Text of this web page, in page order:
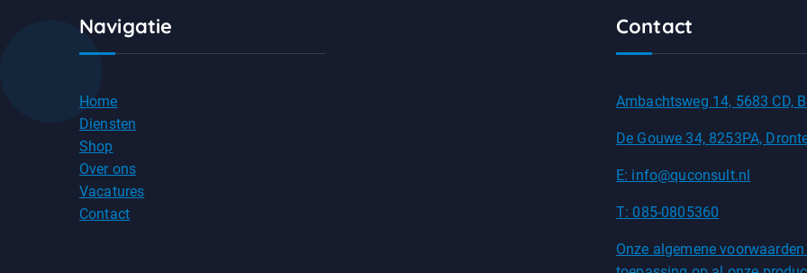
Navigatie
Home
Diensten
Shop
Over ons
Vacatures
Contact
Contact
Ambachtsweg 14, 5683 CD,
De Gouwe 34, 8253PA,
E: info@quconsult.nl
T: 085-0805360
Onze algemene